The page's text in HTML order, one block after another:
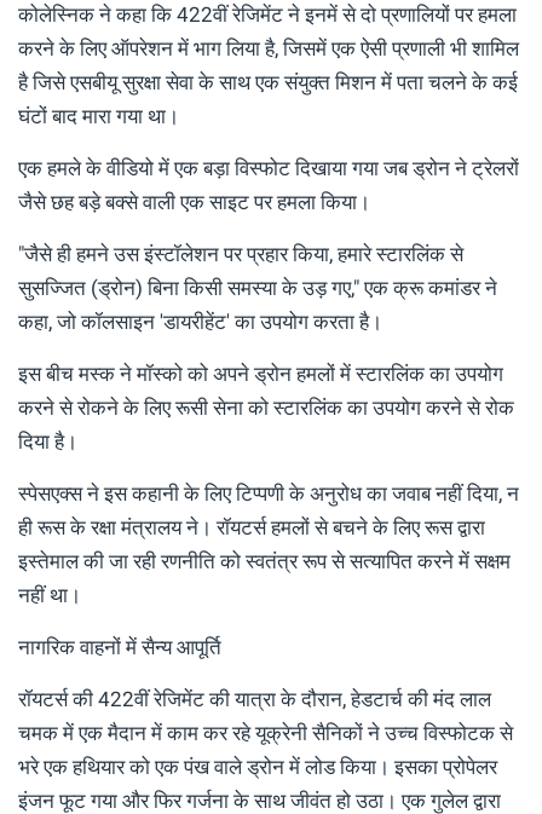
कोलेस्निक ने कहा कि 422वीं रेजिमेंट ने इनमें से दो प्रणालियों पर हमला
करने के लिए ऑपरेशन में भाग लिया है, जिसमें एक ऐसी प्रणाली भी शामिल
है जिसे एसबीयू सुरक्षा सेवा के साथ एक संयुक्त मिशन में पता चलने के कई
घंटों बाद मारा गया था।
एक हमले के वीडियो में एक बड़ा विस्फोट दिखाया गया जब ड्रोन ने ट्रेलरों
जैसे छह बड़े बक्से वाली एक साइट पर हमला किया।
"जैसे ही हमने उस इंस्टॉलेशन पर प्रहार किया, हमारे स्टारलिंक से
सुसज्जित (ड्रोन) बिना किसी समस्या के उड़ गए," एक क्रू कमांडर ने
कहा, जो कॉलसाइन 'डायरीहेंट' का उपयोग करता है।
इस बीच मस्क ने मॉस्को को अपने ड्रोन हमलों में स्टारलिंक का उपयोग
करने से रोकने के लिए रूसी सेना को स्टारलिंक का उपयोग करने से रोक
दिया है।
स्पेसएक्स ने इस कहानी के लिए टिप्पणी के अनुरोध का जवाब नहीं दिया, न
ही रूस के रक्षा मंत्रालय ने। रॉयटर्स हमलों से बचने के लिए रूस द्वारा
इस्तेमाल की जा रही रणनीति को स्वतंत्र रूप से सत्यापित करने में सक्षम
नहीं था।
नागरिक वाहनों में सैन्य आपूर्ति
रॉयटर्स की 422वीं रेजिमेंट की यात्रा के दौरान, हेडटार्च की मंद लाल
चमक में एक मैदान में काम कर रहे यूक्रेनी सैनिकों ने उच्च विस्फोटक से
भरे एक हथियार को एक पंख वाले ड्रोन में लोड किया। इसका प्रोपेलर
इंजन फूट गया और फिर गर्जना के साथ जीवंत हो उठा। एक गुलेल द्वारा